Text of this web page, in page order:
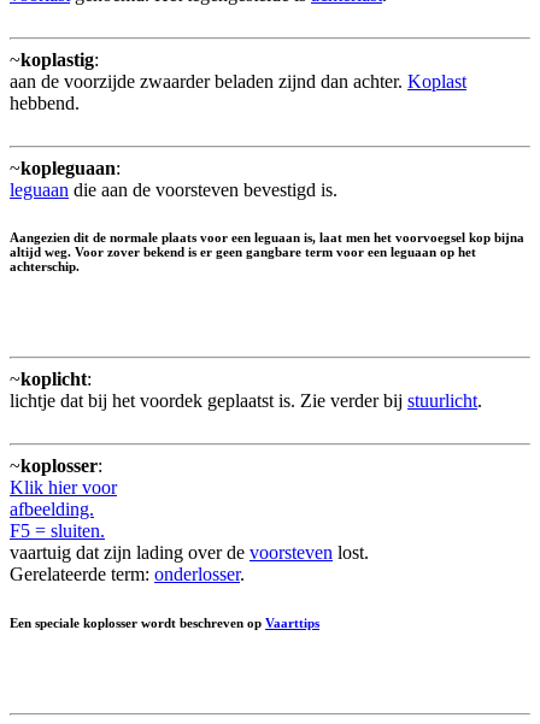
~koplastig:
aan de voorzijde zwaarder beladen zijnd dan achter. Koplast
hebbend.
~kopleguaan:
leguaan die aan de voorsteven bevestigd is.
Aangezien dit de normale plaats voor een leguaan is, laat men het voorvoegsel kop bijna
altijd weg. Voor zover bekend is er geen gangbare term voor een leguaan op het
achterschip.
~koplicht:
lichtje dat bij het voordek geplaatst is. Zie verder bij stuurlicht.
~koplosser:
Klik hier voor
afbeelding.
F5 = sluiten.
vaartuig dat zijn lading over de voorsteven lost.
Gerelateerde term: onderlosser.
Een speciale koplosser wordt beschreven op Vaarttips